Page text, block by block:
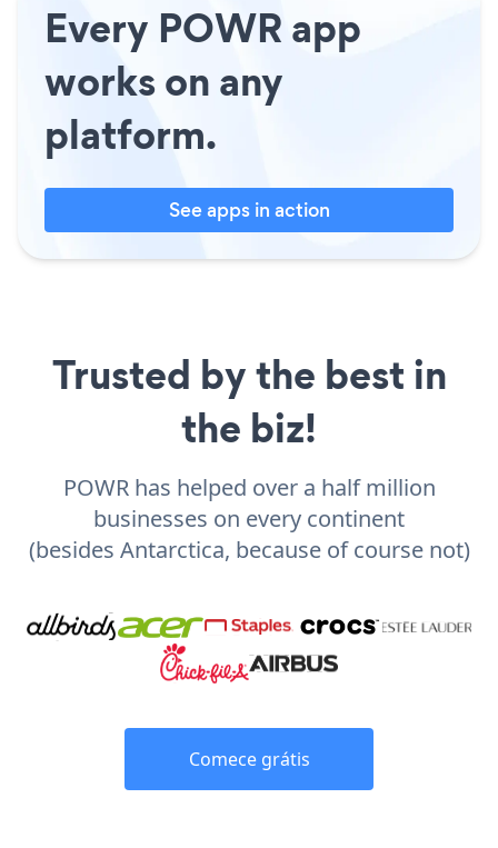
Every POWR app
works on any
platform.
See apps in action
Trusted by the best in
the biz!
POWR has helped over a half million
businesses on every continent
(besides Antarctica, because of course not)
Comece grátis